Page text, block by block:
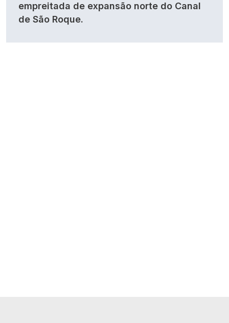
empreitada de expansão norte do Canal
de São Roque.